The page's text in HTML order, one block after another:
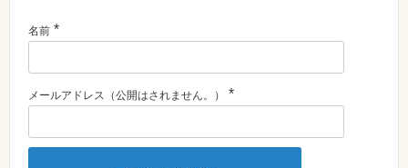
名前 *
メールアドレス（公開はされません。） *